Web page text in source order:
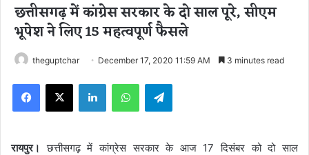
छत्तीसगढ़ में कांग्रेस सरकार के दो साल पूरे, सीएम
भूपेश ने लिए 15 महत्वपूर्ण फैसले
theguptchar December 17, 2020 11:59 AM 3 minutes read
रायपुर। छत्तीसगढ़ में कांग्रेस सरकार के आज 17 दिसंबर को दो साल